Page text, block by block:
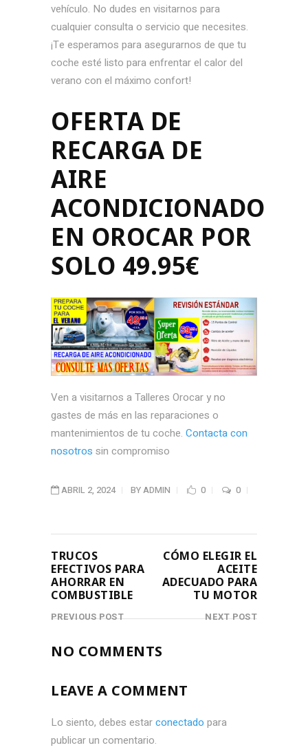
vehículo. No dudes en visitarnos para
cualquier consulta o servicio que necesites.
¡Te esperamos para asegurarnos de que tu
coche esté listo para enfrentar el calor del
verano con el máximo confort!
OFERTA DE
RECARGA DE
AIRE
ACONDICIONADO
EN OROCAR POR
SOLO 49.95€
Ven a visitarnos a Talleres Orocar y no
gastes de más en las reparaciones o
mantenimientos de tu coche. Contacta con
nosotros sin compromiso
ABRIL 2, 2024 BYADMIN 0 0
TRUCOS
EFECTIVOS PARA
AHORRAR EN
COMBUSTIBLE
PREVIOUS POST
CÓMO ELEGIR EL
ACEITE
ADECUADO PARA
TU MOTOR
NEXT POST
NO COMMENTS
LEAVE A COMMENT
Lo siento, debes estarconectado para
publicar un comentario.